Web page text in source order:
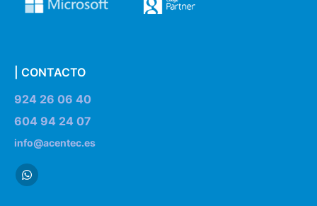
| CONTACTO
924 26 06 40
604 94 24 07
info@acentec.es